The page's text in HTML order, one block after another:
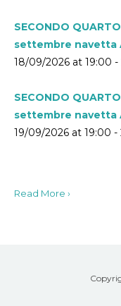
SECONDO
settembre navetta
18/09/2026 at 19:00 -
SECONDO
settembre navetta
19/09/2026 at 19:00 -
Read More ›